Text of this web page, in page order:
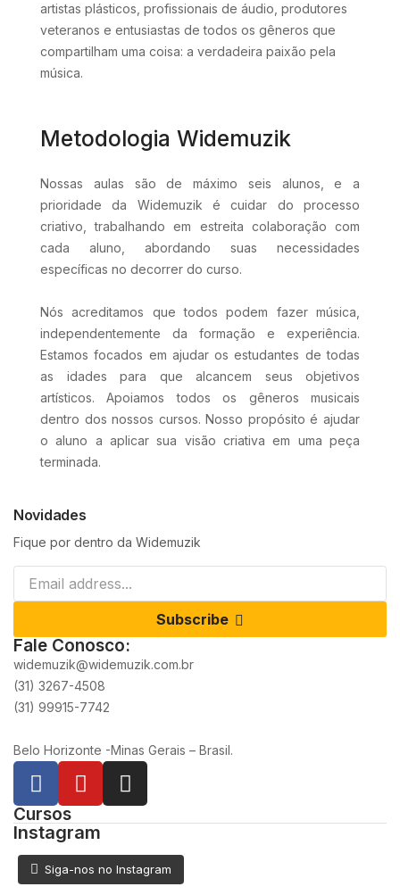
artistas plásticos, profissionais de áudio, produtores
veteranos e entusiastas de todos os gêneros que
compartilham uma coisa: a verdadeira paixão pela
música.
Metodologia Widemuzik
Nossas aulas são de máximo seis alunos, e a
prioridade da Widemuzik é cuidar do processo
criativo, trabalhando em estreita colaboração com
cada aluno, abordando suas necessidades
específicas no decorrer do curso.
Nós acreditamos que todos podem fazer música,
independentemente da formação e experiência.
Estamos focados em ajudar os estudantes de todas
as idades para que alcancem seus objetivos
artísticos. Apoiamos todos os gêneros musicais
dentro dos nossos cursos. Nosso propósito é ajudar
o aluno a aplicar sua visão criativa em uma peça
terminada.
Novidades
Fique por dentro da Widemuzik
Subscribe
Fale Conosco:
widemuzik@widemuzik.com.br
(31) 3267-4508
(31) 99915-7742
Belo Horizonte -Minas Gerais – Brasil.
Cursos
Instagram
Siga-nos no Instagram